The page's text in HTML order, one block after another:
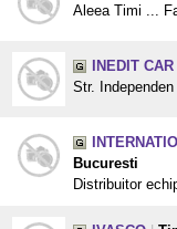
Aleea Timi ...
INEDIT
Str.
Bucuresti
Distribuitor